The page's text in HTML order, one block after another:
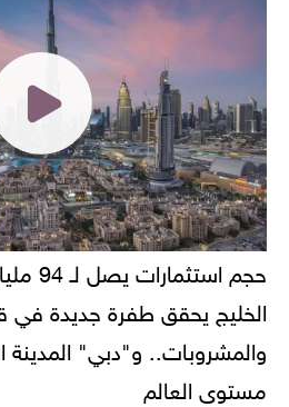
الخليج يحقق طفرة جديدة في
والمشروبات.. و"دبي" المدينة
مستوى العالم